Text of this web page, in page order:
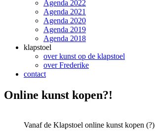
Agenda 2022
Agenda 2021
Agenda 2020
Agenda 2019
Agenda 2018
klapstoel
over kunst op de klapstoel
over Frederike
contact
Online kunst kopen?!
Vanaf de Klapstoel online kunst kopen (?)